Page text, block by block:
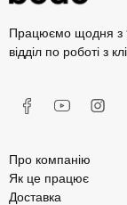
Працюємо щодня з
відділ по роботі з
Про компанію
Як це працює
Доставка